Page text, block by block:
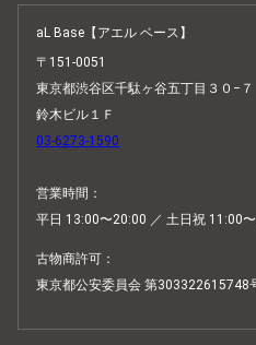
aL Base【アエル ベース】
〒151-0051
東京都渋谷区千駄ヶ谷五丁目３０−７
鈴木ビル１Ｆ
03-6273-1590
営業時間：
平日 13:00〜20:00 ／ 土日祝 11:00
古物商許可：
東京都公安委員会 第303322615748